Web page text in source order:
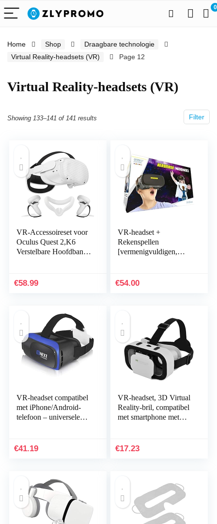
0
Home Shop
Draagbare technologie
Virtual Reality-headsets (VR)
Page 12
Virtual Reality-headsets (VR)
Filter
Showing 133–141 of 141 results
VR-Accessoireset voor
Oculus Quest 2,K6
Verstelbare Hoofdband
ers+Siliconen…
€58.99
VR-headset +
Rekenspellen
[vermenigvuldigen,
jongens & meisjes.
€54.00
VR-headset compatibel
met iPhone/Android-
telefoon – universele
games 360…
€41.19
VR-headset, 3D Virtual
Reality-bril, compatibel
met smartphone met
smartphoneglazen…
€17.23